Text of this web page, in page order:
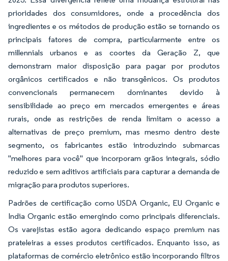
prioridades dos consumidores, onde a procedência dos
ingredientes e os métodos de produção estão se tornando os
principais fatores de compra, particularmente entre os
millennials urbanos e as coortes da Geração Z, que
demonstram maior disposição para pagar por produtos
orgânicos certificados e não transgênicos. Os produtos
convencionais permanecem dominantes devido à
sensibilidade ao preço em mercados emergentes e áreas
rurais, onde as restrições de renda limitam o acesso a
alternativas de preço premium, mas mesmo dentro deste
segmento, os fabricantes estão introduzindo submarcas
"melhores para você" que incorporam grãos integrais, sódio
reduzido e sem aditivos artificiais para capturar a demanda de
migração para produtos superiores.
Padrões de certificação como USDA Organic, EU Organic e
India Organic estão emergindo como principais diferenciais.
Os varejistas estão agora dedicando espaço premium nas
prateleiras a esses produtos certificados. Enquanto isso, as
plataformas de comércio eletrônico estão incorporando filtros